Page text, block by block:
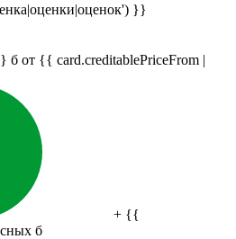
}}
б от {{ card.creditablePriceFrom |
+ {{
б